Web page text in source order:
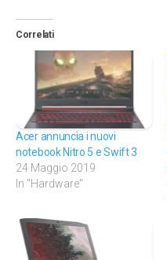
Correlati
Acer annuncia i nuovi
notebook Nitro 5 e Swift 3
24 Maggio 2019
In "Hardware"